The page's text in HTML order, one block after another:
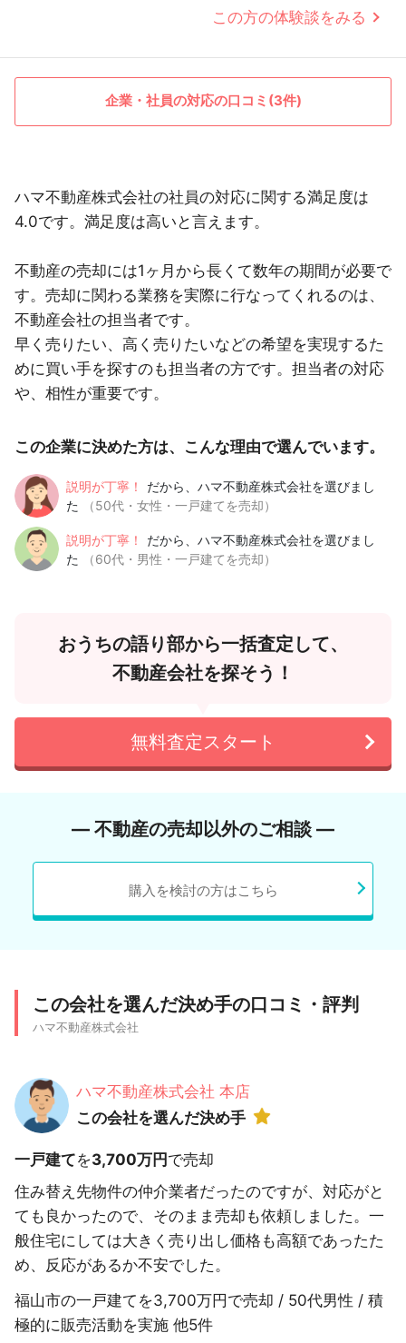
この方の体験談をみる
企業・社員の対応の口コミ(3件)
ハマ不動産株式会社の社員の対応に関する満足度は
4.0です。満足度は高いと言えます。
不動産の売却には1ヶ月から長くて数年の期間が必要で
す。売却に関わる業務を実際に行なってくれるのは、
不動産会社の担当者です。
早く売りたい、高く売りたいなどの希望を実現するた
めに買い手を探すのも担当者の方です。担当者の対応
や、相性が重要です。
この企業に決めた方は、こんな理由で選んでいます。
説明が丁寧！
だから、ハマ不動産株式会社を選びまし
た
（50代・女性・一戸建てを売却）
説明が丁寧！
だから、ハマ不動産株式会社を選びまし
た
（60代・男性・一戸建てを売却）
おうちの語り部から一括査定して、
不動産会社を探そう！
無料査定スタート
― 不動産の売却以外のご相談 ―
購入を検討の方はこちら
この会社を選んだ決め手の口コミ・評判
ハマ不動産株式会社
ハマ不動産株式会社 本店
この会社を選んだ決め手
一戸建てを3,700万円で売却
住み替え先物件の仲介業者だったのですが、対応がと
ても良かったので、そのまま売却も依頼しました。一
般住宅にしては大きく売り出し価格も高額であったた
め、反応があるか不安でした。
福山市の一戸建てを3,700万円で売却 / 50代男性 / 積
極的に販売活動を実施 他5件